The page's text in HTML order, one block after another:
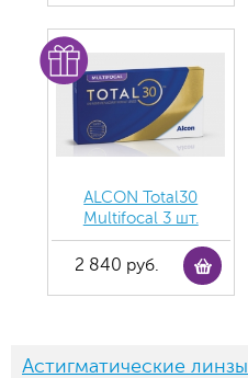
ALCON Total30
Multifocal 3 шт.
2 840 руб.
Астигматические линзы